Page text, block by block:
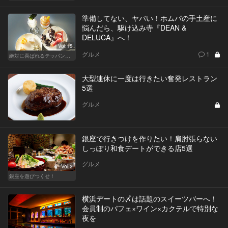
Vol.15
絶対に喜ばれるテッパン手土産
準備してない、ヤバい！ホムパの手土産に
悩んだら、駆け込み寺『DEAN &
DELUCA』へ！
グルメ 1
大型連休に一度は行きたい奮発レストラン
5選
グルメ
Vol.2
銀座を遊びつくせ！
銀座で行きつけを作りたい！肩肘張らない
しっぽり和食デートができる店5選
グルメ
横浜デートの〆は話題のスイーツバーへ！
会員制のパフェ×ワイン×カクテルで特別な
夜を